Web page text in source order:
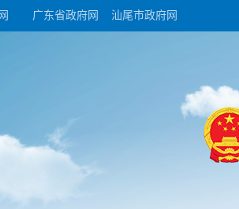
广东省政府网 汕尾市政府网